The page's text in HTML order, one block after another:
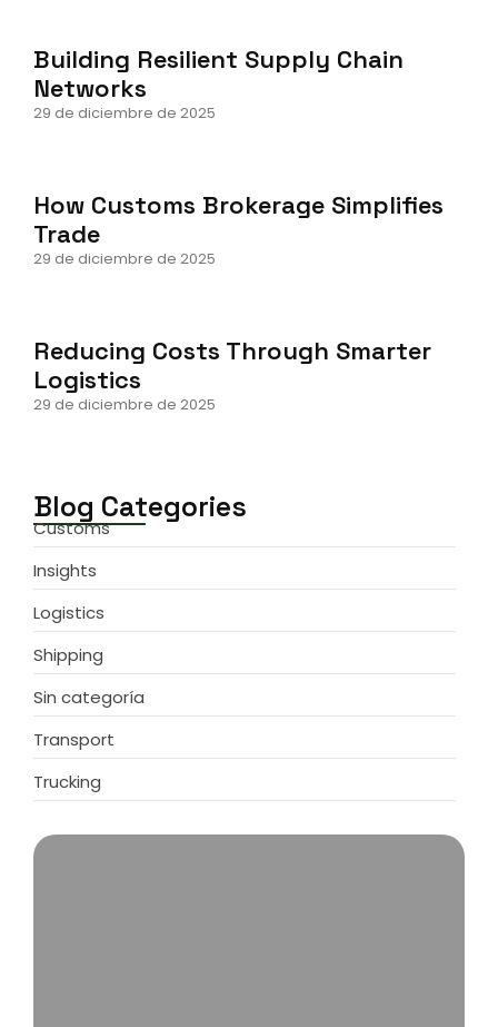
Building Resilient Supply Chain
Networks
29 de diciembre de 2025
How Customs Brokerage Simplifies
Trade
29 de diciembre de 2025
Reducing Costs Through Smarter
Logistics
29 de diciembre de 2025
Blog Categories
Customs
Insights
Logistics
Shipping
Sin categoría
Transport
Trucking